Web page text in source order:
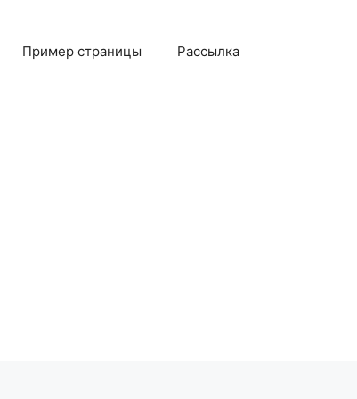
Пример страницы Рассылка